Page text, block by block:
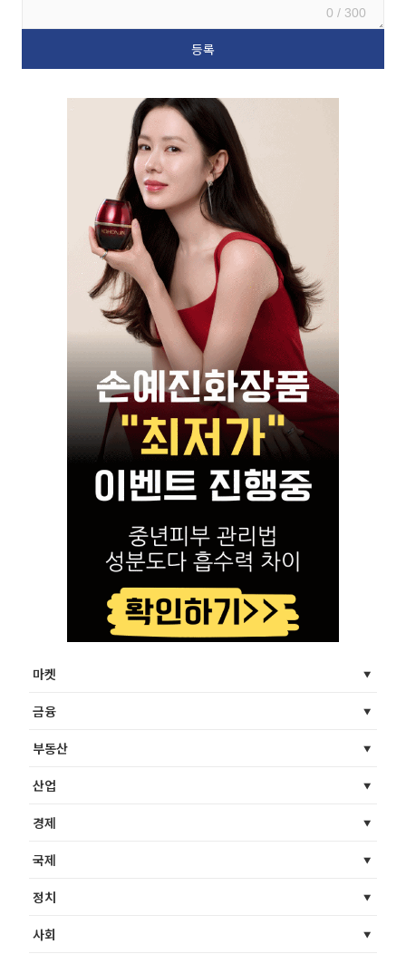
0 / 300
마켓
금융
부동산
산업
경제
국제
정치
사회